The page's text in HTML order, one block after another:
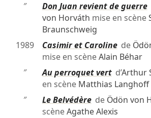
″
Don Juan revient de guerre
von Horváth mise en scène
Braunschweig
1989
Casimir et Carolinede
mise en scèneAlain Béhar
″
Au perroquet vertd’Arthur
en scène Matthias Langhoff
″
Le Belvédèrede Ödön von
scèneAgathe Alexis